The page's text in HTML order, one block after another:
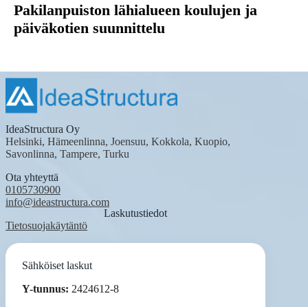
Pakilanpuiston lähialueen koulujen ja
päiväkotien suunnittelu
IdeaStructura Oy
Helsinki, Hämeenlinna, Joensuu, Kokkola, Kuopio,
Savonlinna, Tampere, Turku
Ota yhteyttä
0105730900
info@ideastructura.com
Tietosuojakäytäntö
Laskutustiedot
Sähköiset laskut
Y-tunnus: 2424612-8